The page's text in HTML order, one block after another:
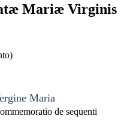
Mariæ Virginis
Maria
de sequenti